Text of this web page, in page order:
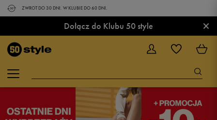
ZWROT DO 30 DNI. W KLUBIE DO 60 DNI.
Dołącz do Klubu 50 style ×